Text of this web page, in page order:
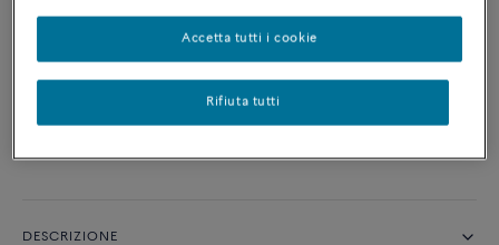
AGGIUNGI AL CARRELLO
Contattataci per qualsiasi domanda sulle misure
DESCRIZIONE
Rifiuta tutti
Accetta tutti i cookie